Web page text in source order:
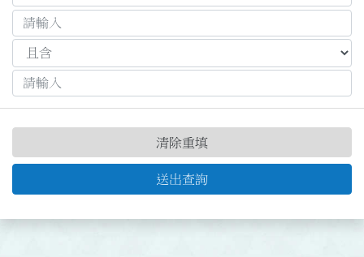
送出查詢
清除重填